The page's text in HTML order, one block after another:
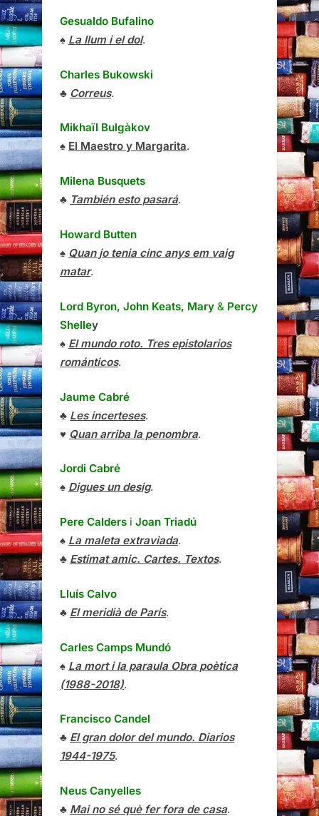
Gesualdo Bufalino
♠ La llum i el dol.
Charles Bukowski
♣ Correus.
Mikhaïl Bulgàkov
♠ El Maestro y Margarita.
Milena Busquets
♣ También esto pasará.
Howard Butten
♠ Quan jo tenia cinc anys em vaig
matar.
Lord Byron, John Keats, Mary & Percy
Shelley
♠ El mundo roto. Tres epistolarios
románticos.
Jaume Cabré
♣ Les incerteses.
♥ Quan arriba la penombra.
Jordi Cabré
♠ Digues un desig.
Pere Calders i Joan Triadú
♠ La maleta extraviada.
♣ Estimat amic. Cartes. Textos.
Lluís Calvo
♣ El meridià de París.
Carles Camps Mundó
♠ La mort i la paraula Obra poètica
(1988-2018).
Francisco Candel
♣ El gran dolor del mundo. Diarios
1944-1975.
Neus Canyelles
♣ Mai no sé què fer fora de casa.